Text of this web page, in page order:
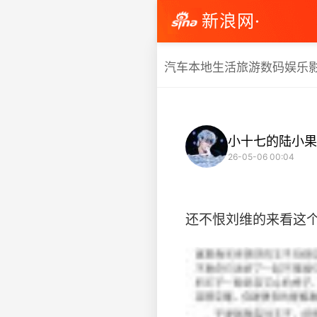
新浪网·
汽车本地生活旅游数码娱乐
小十七的陆小果
26-05-06 00:04
还不恨刘维的来看这